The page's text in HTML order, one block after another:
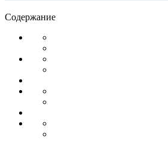
Содержание